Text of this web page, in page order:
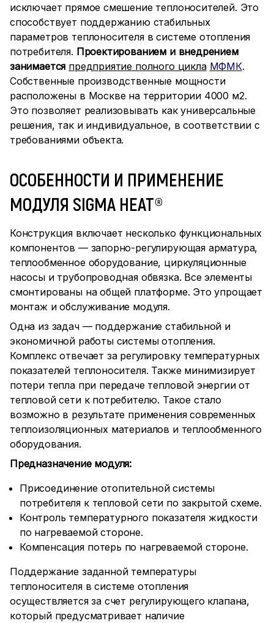
исключает прямое смешение теплоносителей. Это
способствует поддержанию стабильных
параметров теплоносителя в системе отопления
потребителя. Проектированием и внедрением
занимается предприятие полного цикла МФМК.
Собственные производственные мощности
расположены в Москве на территории 4000 м2.
Это позволяет реализовывать как универсальные
решения, так и индивидуальное, в соответствии с
требованиями объекта.
ОСОБЕННОСТИ И ПРИМЕНЕНИЕ
МОДУЛЯ SIGMA HEAT®
Конструкция включает несколько функциональных
компонентов — запорно-регулирующая арматура,
теплообменное оборудование, циркуляционные
насосы и трубопроводная обвязка. Все элементы
смонтированы на общей платформе. Это упрощает
монтаж и обслуживание модуля.
Одна из задач — поддержание стабильной и
экономичной работы системы отопления.
Комплекс отвечает за регулировку температурных
показателей теплоносителя. Также минимизирует
потери тепла при передаче тепловой энергии от
тепловой сети к потребителю. Такое стало
возможно в результате применения современных
теплоизоляционных материалов и теплообменного
оборудования.
Предназначение модуля:
Присоединение отопительной системы
потребителя к тепловой сети по закрытой схеме.
Контроль температурного показателя жидкости
по нагреваемой стороне.
Компенсация потерь по нагреваемой стороне.
Поддержание заданной температуры
теплоносителя в системе отопления
осуществляется за счет регулирующего клапана,
который предусматривает наличие